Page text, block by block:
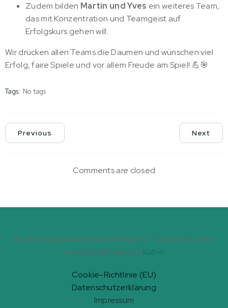
Zudem bilden Martin und Yves ein weiteres Team,
das mit Konzentration und Teamgeist auf
Erfolgskurs gehen will.
Wir drücken allen Teams die Daumen und wünschen viel
Erfolg, faire Spiele und vor allem Freude am Spiel! 💪🎯
Tags: No tags
Previous Next
Comments are closed
© 2026 Naturboulefreunde Ruit e.V.. Created for free
using WordPress and
Cookie-Richtlinie (EU)
Datenschutzerklärung
Impressum